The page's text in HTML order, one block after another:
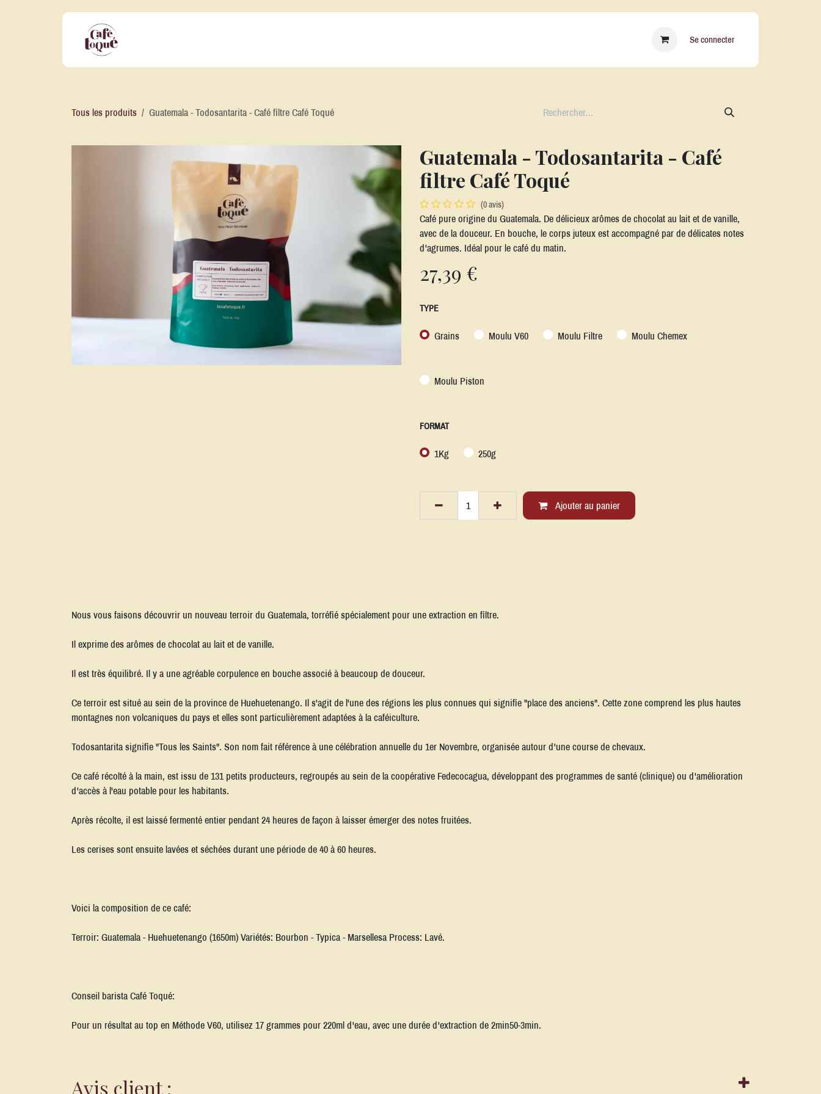
Qui sommes nous ? Se connecter
Tous les produits Guatemala - Todosantarita - Café filtre Café Toqué
Guatemala - Todosantarita - Café
filtre Café Toqué
(0 avis)
Café pure origine du Guatemala. De délicieux arômes de chocolat au lait et de vanille,
avec de la douceur. En bouche, le corps juteux est accompagné par de délicates notes
d'agrumes. Idéal pour le café du matin.
27,39 €
TYPE
Grains Moulu V60 Moulu Filtre Moulu Chemex
Moulu Piston
FORMAT
1Kg 250g
Ajouter au panier
Nous vous faisons découvrir un nouveau terroir du Guatemala, torréfié spécialement pour une extraction en filtre.
Il exprime des arômes de chocolat au lait et de vanille.
Il est très équilibré. Il y a une agréable corpulence en bouche associé à beaucoup de douceur.
Ce terroir est situé au sein de la province de Huehuetenango. Il s'agit de l'une des régions les plus connues qui signifie "place des anciens". Cette zone comprend les plus hautes
montagnes non volcaniques du pays et elles sont particulièrement adaptées à la caféiculture.
Todosantarita signifie "Tous les Saints". Son nom fait référence à une célébration annuelle du 1er Novembre, organisée autour d'une course de chevaux.
Ce café récolté à la main, est issu de 131 petits producteurs, regroupés au sein de la coopérative Fedecocagua, développant des programmes de santé (clinique) ou d'amélioration
d'accès à l'eau potable pour les habitants.
Après récolte, il est laissé fermenté entier pendant 24 heures de façon à laisser émerger des notes fruitées.
Les cerises sont ensuite lavées et séchées durant une période de 40 à 60 heures.
Voici la composition de ce café:
Terroir: Guatemala - Huehuetenango (1650m) Variétés: Bourbon - Typica - Marsellesa Process: Lavé.
Conseil barista Café Toqué:
Pour un résultat au top en Méthode V60, utilisez 17 grammes pour 220ml d'eau, avec une durée d'extraction de 2min50-3min.
Avis client :